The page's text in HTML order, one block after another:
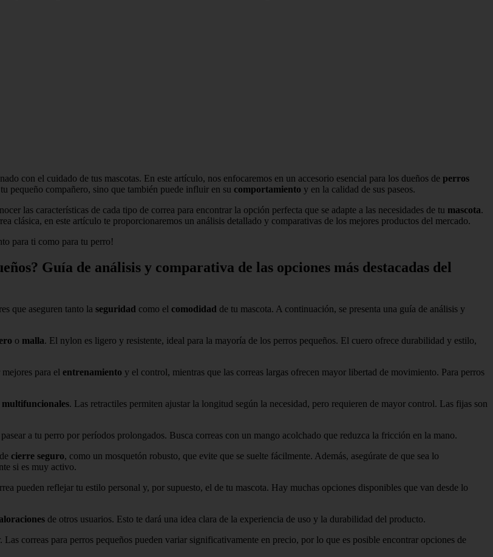
con el cuidado de tus mascotas. En este artículo, nos enfocaremos en un accesorio esencial para los dueños de perros
pequeño compañero, sino que también puede influir en su comportamiento y en la calidad de sus paseos.
las características de cada tipo de correa para encontrar la opción perfecta que se adapte a las necesidades de tu mascota.
clásica, en este artículo te proporcionaremos un análisis detallado y comparativas de los mejores productos del mercado.
para ti como para tu perro!
Guía de análisis y comparativa de las opciones más destacadas del
que aseguren tanto la seguridad como el comodidad de tu mascota. A continuación, se presenta una guía de análisis y
o malla. El nylon es ligero y resistente, ideal para la mayoría de los perros pequeños. El cuero ofrece durabilidad y estilo,
para el entrenamiento y el control, mientras que las correas largas ofrecen mayor libertad de movimiento. Para perros
multifuncionales. Las retractiles permiten ajustar la longitud según la necesidad, pero requieren de mayor control. Las fijas son
pasear a tu perro por períodos prolongados. Busca correas con un mango acolchado que reduzca la fricción en la mano.
cierre seguro, como un mosquetón robusto, que evite que se suelte fácilmente. Además, asegúrate de que sea lo
si es muy activo.
pueden reflejar tu estilo personal y, por supuesto, el de tu mascota. Hay muchas opciones disponibles que van desde lo
de otros usuarios. Esto te dará una idea clara de la experiencia de uso y la durabilidad del producto.
Las correas para perros pequeños pueden variar significativamente en precio, por lo que es posible encontrar opciones de